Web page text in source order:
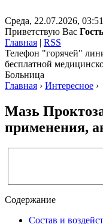
Среда, 22.07.2026, 03:51
Приветствую Вас Гость
Главная | RSS
Телефон "горячей"
бесплатной
Больница
Главная › Интересное ›
Мазь
применения,
Содержание
Состав и